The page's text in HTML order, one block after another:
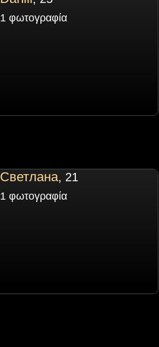
1 φωτογραφία
Светлана, 21
1 φωτογραφία